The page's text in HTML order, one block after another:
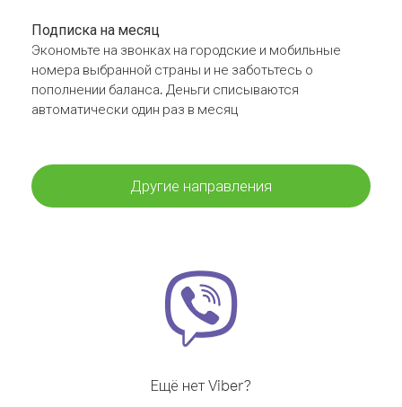
Подписка на месяц
Экономьте на звонках на городские и мобильные
номера выбранной страны и не заботьтесь о
пополнении баланса. Деньги списываются
автоматически один раз в месяц
Другие направления
Ещё нет Viber?